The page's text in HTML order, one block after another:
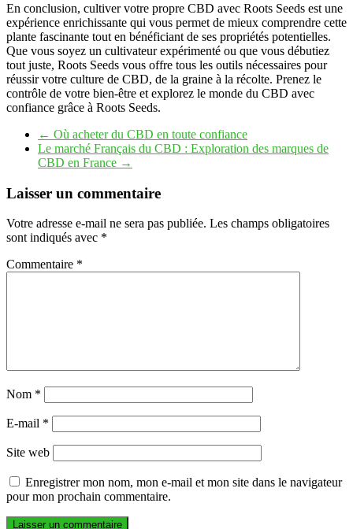
En conclusion, cultiver votre propre CBD avec Roots Seeds est une
expérience enrichissante qui vous permet de mieux comprendre cette
plante fascinante tout en bénéficiant de ses propriétés potentielles.
Que vous soyez un cultivateur expérimenté ou que vous débutiez
tout juste, Roots Seeds vous offre tous les outils nécessaires pour
réussir votre culture de CBD, de la graine à la récolte. Prenez le
contrôle de votre bien-être et explorez le monde du CBD avec
confiance grâce à Roots Seeds.
← Où acheter du CBD en toute confiance
Le marché Français du CBD : Exploration des marques de
CBD en France →
Laisser un commentaire
Votre adresse e-mail ne sera pas publiée. Les champs obligatoires
sont indiqués avec *
Commentaire *
Nom *
E-mail *
Site web
Enregistrer mon nom, mon e-mail et mon site dans le navigateur
pour mon prochain commentaire.